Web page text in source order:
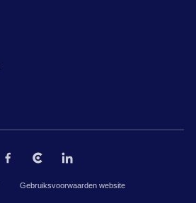
Gebruiksvoorwaarden website